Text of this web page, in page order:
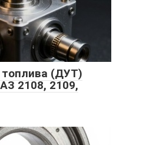
(ДУТ)
2108, 2109,